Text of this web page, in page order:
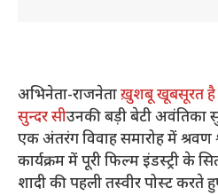
अभिनेता-राजनेताख़ुशबू खूबसूरत है
सुन्दर सीउनकी बड़ी बेटी अवंतिका
एक अंतरंग विवाह समारोह में श्रवण
कार्यक्रम में पूरी फिल्म इंडस्ट्री के
शादी की पहली तस्वीर पोस्ट करते